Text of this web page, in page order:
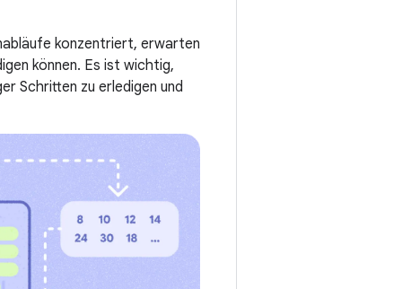
konzentriert, erwarten
können. Es ist wichtig,
Schritten zu erledigen und